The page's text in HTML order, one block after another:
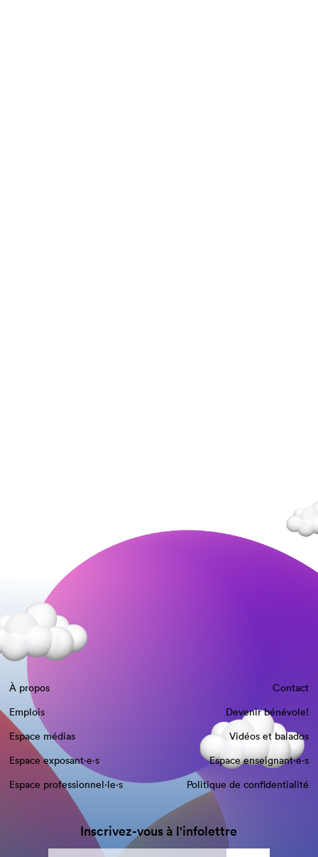
À propos
Contact
Emplois
Devenir bénévole!
Espace médias
Vidéos et balados
Espace exposant·e⋅s
Espace enseignant·e⋅s
Espace professionnel·le⋅s
Politique de confidentialité
Inscrivez-vous à l'infolettre